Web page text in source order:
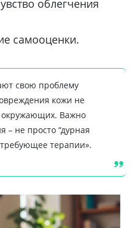
облегчения
самооценки.
свою проблему
кожи не
окружающих. Важно
– не просто “дурная
терапии».